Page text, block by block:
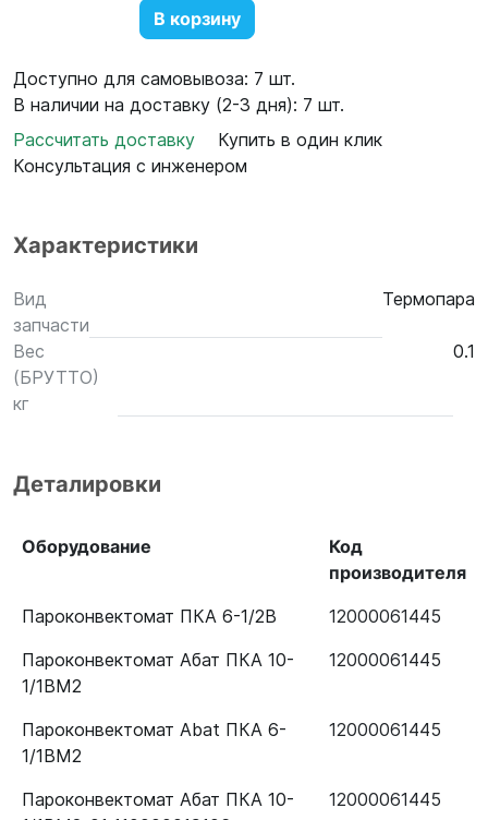
В корзину
Доступно для самовывоза: 7 шт.
В наличии на доставку (2-3 дня): 7 шт.
Рассчитать доставку
Купить в один клик
Консультация с инженером
Характеристики
Вид
запчасти
Термопара
Вес
(БРУТТО)
кг
0.1
Деталировки
Оборудование
Код
производителя
Пароконвектомат ПКА 6-1/2В
12000061445
Пароконвектомат Абат ПКА 10-
1/1ВМ2
12000061445
Пароконвектомат Abat ПКА 6-
1/1ВМ2
12000061445
Пароконвектомат Абат ПКА 10-
12000061445